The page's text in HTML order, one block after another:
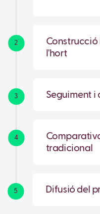
2
l'hort
3 Seguiment i
4
tradicional
5 Difusió del